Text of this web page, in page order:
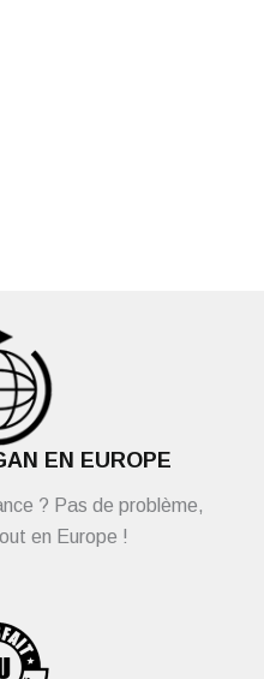
EN EUROPE
? Pas de problème,
en Europe !